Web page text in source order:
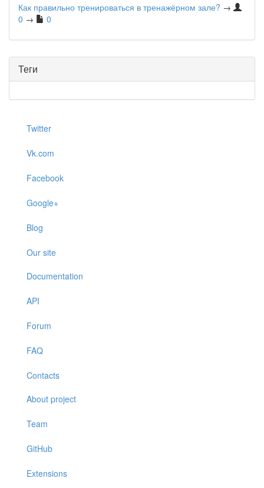
Как правильно тренироваться в тренажёрном зале? →
0 → 0
Теги
Twitter
Vk.com
Facebook
Google+
Blog
Our site
Documentation
API
Forum
FAQ
Contacts
About project
Team
GitHub
Extensions